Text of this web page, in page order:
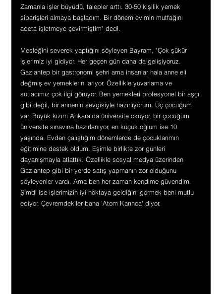
Zamanla işler büyüdü, talepler arttı. 30-50 kişilik yemek
siparişleri almaya başladım. Bir dönem evimin mutfağını
adeta işletmeye çevirmiştim" dedi.
Mesleğini severek yaptığını söyleyen Bayram, "Çok şükür
işlerimiz iyi gidiyor. Her geçen gün daha da gelişiyoruz.
Gaziantep bir gastronomi şehri ama insanlar hala anne eli
değmiş ev yemeklerini arıyor. Özellikle yuvarlama ve
sütlacımız çok ilgi görüyor. Ben yemekleri profesyonel bir aşçı
gibi değil, bir annenin sevgisiyle hazırlıyorum. Üç çocuğum
var. Büyük kızım Ankara'da üniversite okuyor, bir çocuğum
üniversite sınavına hazırlanıyor, en küçük oğlum ise 10
yaşında. Evden çalıştığım dönemlerde de çocuklarımın
eğitimine destek oldum. Eşimle birlikte zor günleri
dayanışmayla atlattık. Özellikle sosyal medya üzerinden
Gaziantep gibi bir yerde satış yapmanın zor olduğunu
söyleyenler vardı. Ama ben her zaman kendime güvendim.
Şimdi ise işlerimizin iyi noktaya geldiğini görmek beni mutlu
ediyor. Çevremdekiler bana 'Atom Karınca' diyor.